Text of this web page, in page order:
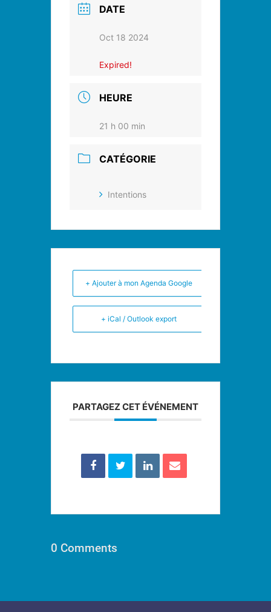
DATE
Oct 18 2024
Expired!
HEURE
21 h 00 min
CATÉGORIE
Intentions
+ Ajouter à mon Agenda Google
+ iCal / Outlook export
PARTAGEZ CET ÉVÉNEMENT
0 Comments